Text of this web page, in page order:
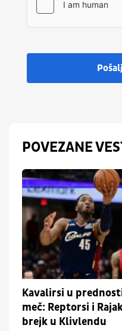
POVEZANE
Kavalirsi u
meč: Reptorsi i
brejk u Klivlendu